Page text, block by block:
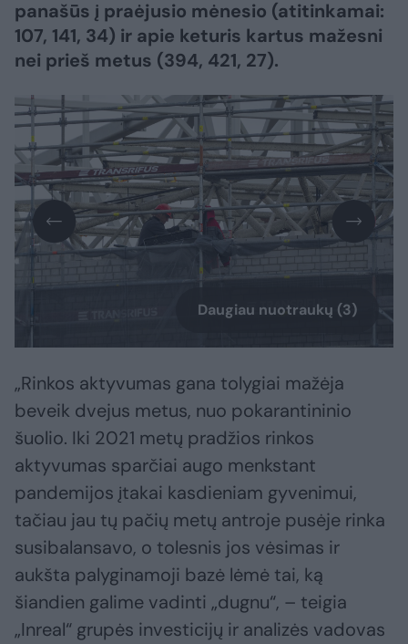
panašūs į praėjusio mėnesio (atitinkamai:
107, 141, 34) ir apie keturis kartus mažesni
nei prieš metus (394, 421, 27).
Daugiau nuotraukų (3)
„Rinkos aktyvumas gana tolygiai mažėja
beveik dvejus metus, nuo pokarantininio
šuolio. Iki 2021 metų pradžios rinkos
aktyvumas sparčiai augo menkstant
pandemijos įtakai kasdieniam gyvenimui,
tačiau jau tų pačių metų antroje pusėje rinka
susibalansavo, o tolesnis jos vėsimas ir
aukšta palyginamoji bazė lėmė tai, ką
šiandien galime vadinti „dugnu“, – teigia
„Inreal“ grupės investicijų ir analizės vadovas